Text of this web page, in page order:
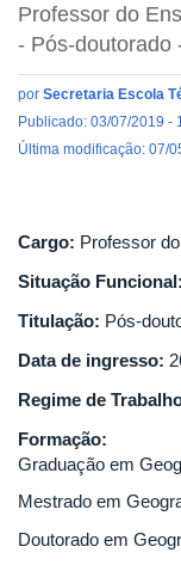
Professor do
- Pós-doutorado
por Secretaria Escola
Publicado: 03/07/2019 -
Última modificação: 07/
Cargo: Professor
Situação Funcional:
Titulação: Pós-
Data de ingresso:
Regime de
Formação:
Graduação em
Mestrado em
Doutorado em